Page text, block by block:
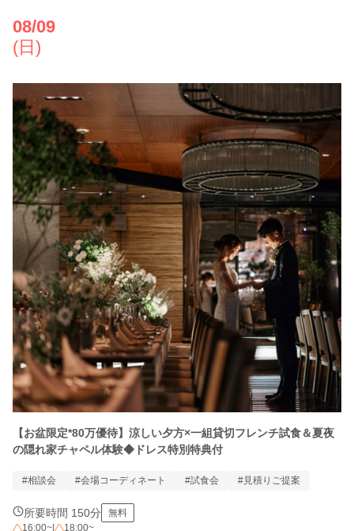
08/09
(日)
【お盆限定*80万優待】涼しい夕方×一組貸切フレンチ試食＆夏夜
の隠れ家チャペル体験◆ドレス特別特典付
#相談会 #会場コーディネート #試食会 #見積りご提案
所要時間 150分
無料
16:00~
18:00~